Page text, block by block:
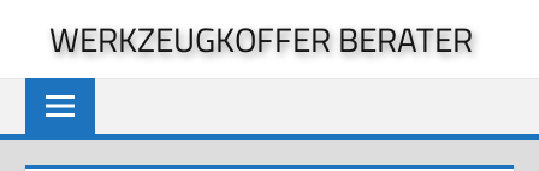
springen
WERKZEUGKOFFER BERATER